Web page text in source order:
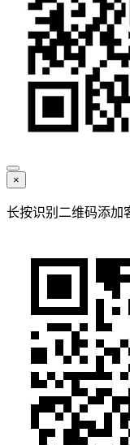
×
长按识别二维码添加